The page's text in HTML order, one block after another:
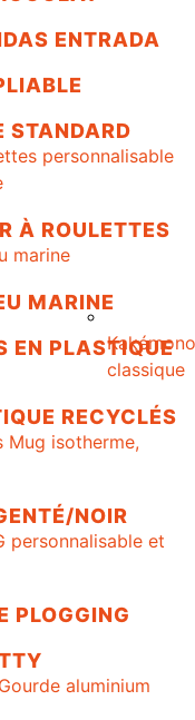
Kakémono
classique
ENTRADA
STANDARD
À ROULETTES
MARINE
EN PLASTIQUE
RECYCLÉS
NOIR
PLOGGING